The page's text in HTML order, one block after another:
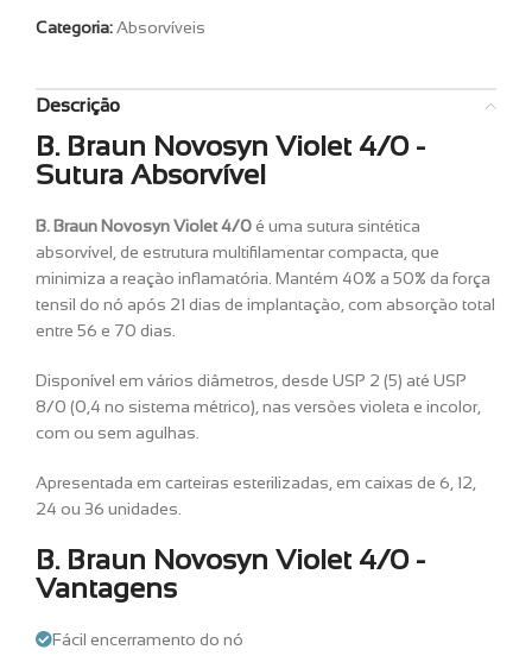
Categoria:Absorvíveis
Descrição
B. Braun Novosyn Violet 4/0 -
Sutura Absorvível
B. Braun Novosyn Violet 4/0é uma sutura sintética
absorvível, de estrutura multifilamentar compacta, que
minimiza a reação inflamatória. Mantém 40% a 50% da força
tensil do nó após 21 dias de implantação, com absorção total
entre 56 e 70 dias.
Disponível em vários diâmetros, desde USP 2 (5) até USP
8/0 (0,4 no sistema métrico), nas versões violeta e incolor,
com ou sem agulhas.
Apresentada em carteiras esterilizadas, em caixas de 6, 12,
24 ou 36 unidades.
B. Braun Novosyn Violet 4/0 -
Vantagens
Fácil encerramento do nó